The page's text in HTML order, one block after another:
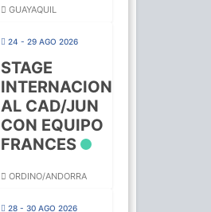
GUAYAQUIL
24 - 29 AGO 2026
STAGE
INTERNACION
AL CAD/JUN
CON EQUIPO
FRANCES
ORDINO/ANDORRA
28 - 30 AGO 2026